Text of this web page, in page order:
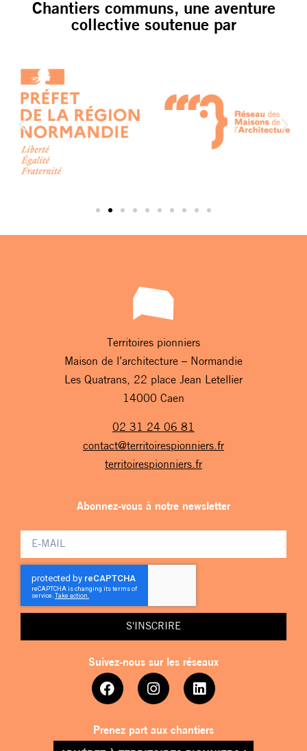
Chantiers communs, une aventure
collective soutenue par
Territoires pionniers
Maison de l’architecture – Normandie
Les Quatrans, 22 place Jean Letellier
14000 Caen
02 31 24 06 81
contact@territoirespionniers.fr
territoirespionniers.fr
Abonnez-vous à notre newsletter
S'INSCRIRE
Suivez-nous sur les réseaux
Prenez part aux chantiers